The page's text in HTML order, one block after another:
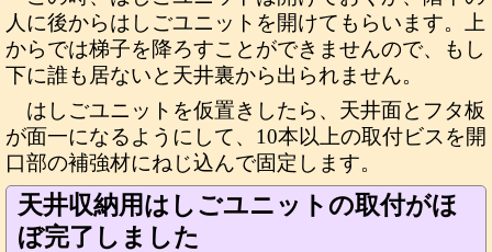
人に後からはしごユニットを開けてもらいます。上
からでは梯子を降ろすことができませんので、もし
下に誰も居ないと天井裏から出られません。
はしごユニットを仮置きしたら、天井面とフタ板
が面一になるようにして、10本以上の取付ビスを開
口部の補強材にねじ込んで固定します。
天井収納用はしごユニットの取付がほ
ぼ完了しました